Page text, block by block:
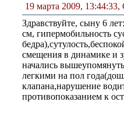
19 марта 2009, 13:44:33,
Здравствуйте, сыну 6
см, гипермобильность
смещения в динамике и
начались
легкими на пол
клапана,нарушение
противопоказанием к